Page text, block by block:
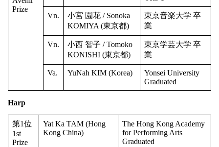
Prize
Vn.
小宮 園花 / Sonoka
KOMIYA (東京都)
東京音楽大学 卒
業
Vn.
小西 智子 / Tomoko
KONISHI (東京都)
東京学芸大学 卒
業
Va. YuNah KIM (Korea)
Yonsei University
Graduated
Harp
第1位
1st
Prize
Yat Ka TAM (Hong
Kong China)
The Hong Kong Academy
for Performing Arts
Graduated